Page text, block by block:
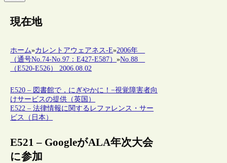
現在地
ホーム»カレントアウェアネス-E»2006年
（通号No.74-No.97：E427-E587）»No.88
（E520-E526） 2006.08.02
E520 – 図書館で，にぎやかに！−視覚障害者向
けサービスの提供（英国）
E522 – 法律情報に関するレファレンス・サー
ビス（日本）
E521 – GoogleがALA年次大会
に参加